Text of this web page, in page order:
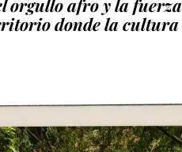
afro y la
donde la cultura